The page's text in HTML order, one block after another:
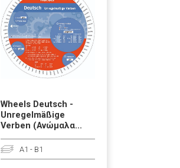
Wheels Deutsch -
Unregelmäßige
Verben (Ανώμαλα...
A1 - B1